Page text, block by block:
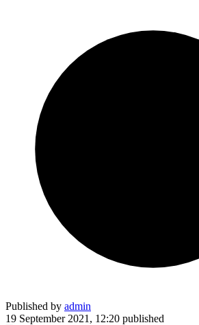
Published by admin
19 September 2021, 12:20 published